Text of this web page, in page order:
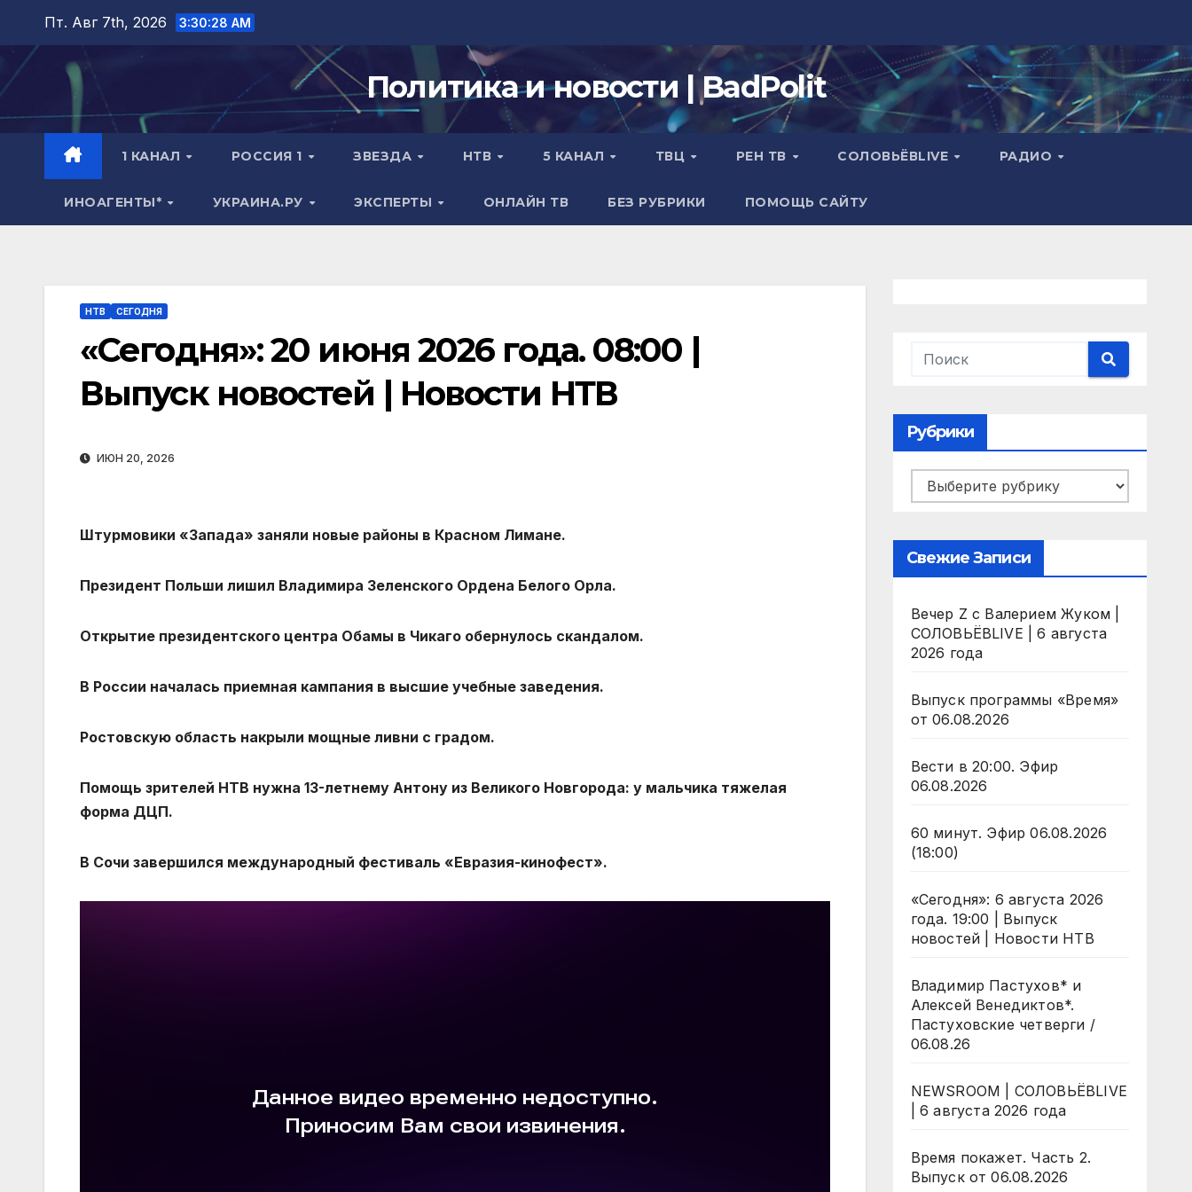
Перейти
содержимому
Пт. Авг 7th, 2026 3:30:29 AM
Политика и новости | BadPolit
1 КАНАЛ РОССИЯ 1 ЗВЕЗДА НТВ 5 КАНАЛ ТВЦ РЕН ТВ СОЛОВЬЁВLIVE РАДИО
ИНОАГЕНТЫ* УКРАИНА.РУ ЭКСПЕРТЫ ОНЛАЙН ТВ БЕЗ РУБРИКИ ПОМОЩЬ САЙТУ
НТВ СЕГОДНЯ
«Сегодня»: 20 июня 2026 года. 08:00 |
Выпуск новостей | Новости НТВ
ИЮН 20, 2026
Штурмовики «Запада» заняли новые районы в Красном Лимане.
Президент Польши лишил Владимира Зеленского Ордена Белого Орла.
Открытие президентского центра Обамы в Чикаго обернулось скандалом.
В России началась приемная кампания в высшие учебные заведения.
Ростовскую область накрыли мощные ливни с градом.
Помощь зрителей НТВ нужна 13-летнему Антону из Великого Новгорода: у мальчика тяжелая
форма ДЦП.
В Сочи завершился международный фестиваль «Евразия-кинофест».
Рубрики
Рубрики
Свежие Записи
Вечер Z с Валерием Жуком |
СОЛОВЬЁВLIVE | 6 августа
2026 года
Выпуск программы «Время»
от 06.08.2026
Вести в 20:00. Эфир
06.08.2026
60 минут. Эфир 06.08.2026
(18:00)
«Сегодня»: 6 августа 2026
года. 19:00 | Выпуск
новостей | Новости НТВ
Владимир Пастухов* и
Алексей Венедиктов*.
Пастуховские четверги /
06.08.26
NEWSROOM | СОЛОВЬЁВLIVE
| 6 августа 2026 года
Время покажет. Часть 2.
Выпуск от 06.08.2026